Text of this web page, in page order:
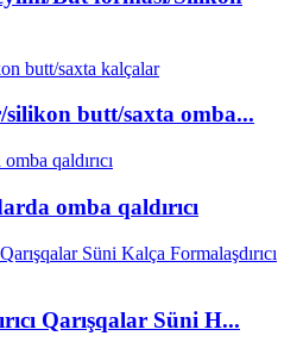
butt/saxta omba...
omba qaldırıcı
Qarışqalar Süni H...